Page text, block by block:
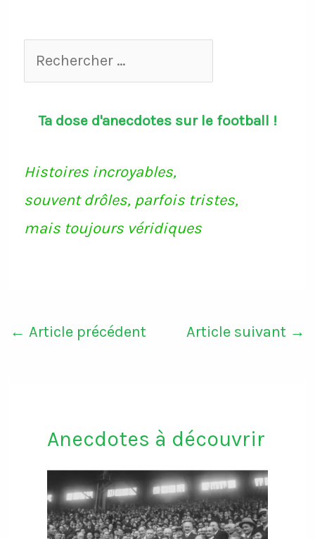
Rechercher
Ta dose d'anecdotes sur le football !
Histoires incroyables,
souvent drôles, parfois tristes,
mais toujours véridiques
← Article précédent Article suivant →
Anecdotes à découvrir